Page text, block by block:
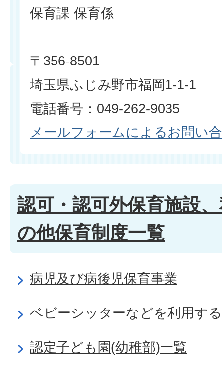
保育課 保育係
〒356-8501
埼玉県ふじみ野市福岡1-1-1
電話番号：049-262-9035
メールフォームによるお問い
認可・認可外保育施設
の他保育制度一覧
病児及び病後児保育事業
ベビーシッターなどを利用す
認定子ども園(幼稚部)一覧